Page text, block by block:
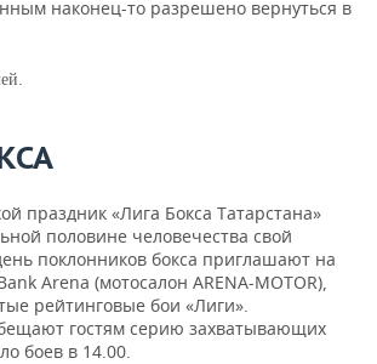
наконец-то разрешено вернуться в
праздник «Лига Бокса Татарстана»
половине человечества свой
поклонников бокса приглашают на
Arena (мотосалон ARENA-MOTOR),
рейтинговые бои «Лиги».
гостям серию захватывающих
боев в 14.00.